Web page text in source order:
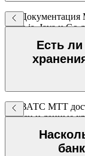
Да. Документация
Node.js, Java и Go
Тестовый доступ
Есть
Да. ВАТС МТТ
записи и данные
связи между